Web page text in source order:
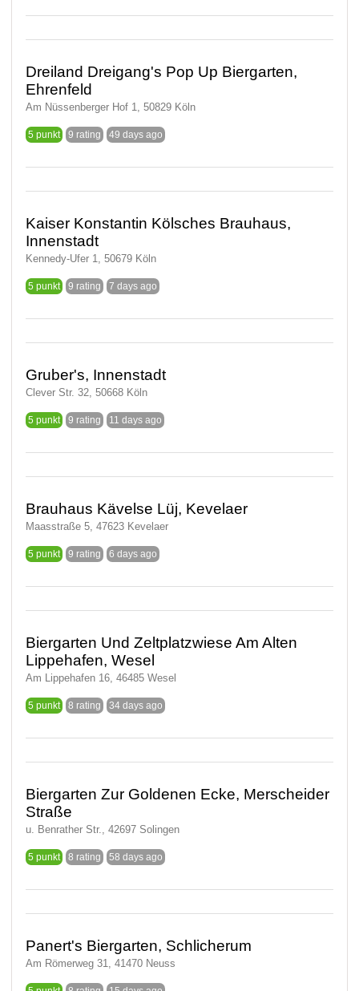
Dreiland Dreigang's Pop Up Biergarten,
Ehrenfeld
Am Nüssenberger Hof 1, 50829 Köln
5 punkt 9 rating 49 days ago
Kaiser Konstantin Kölsches Brauhaus,
Innenstadt
Kennedy-Ufer 1, 50679 Köln
5 punkt 9 rating 7 days ago
Gruber's, Innenstadt
Clever Str. 32, 50668 Köln
5 punkt 9 rating 11 days ago
Brauhaus Kävelse Lüj, Kevelaer
Maasstraße 5, 47623 Kevelaer
5 punkt 9 rating 6 days ago
Biergarten Und Zeltplatzwiese Am Alten
Lippehafen, Wesel
Am Lippehafen 16, 46485 Wesel
5 punkt 8 rating 34 days ago
Biergarten Zur Goldenen Ecke, Merscheider
Straße
u. Benrather Str., 42697 Solingen
5 punkt 8 rating 58 days ago
Panert's Biergarten, Schlicherum
Am Römerweg 31, 41470 Neuss